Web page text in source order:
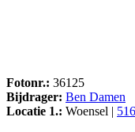
Fotonr.: 36125
Bijdrager: Ben Damen
Locatie 1.: Woensel |